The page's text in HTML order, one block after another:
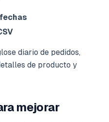
diario de pedidos,
de producto y
mejorar